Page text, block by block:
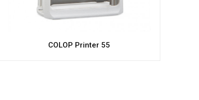
COLOP Printer 55